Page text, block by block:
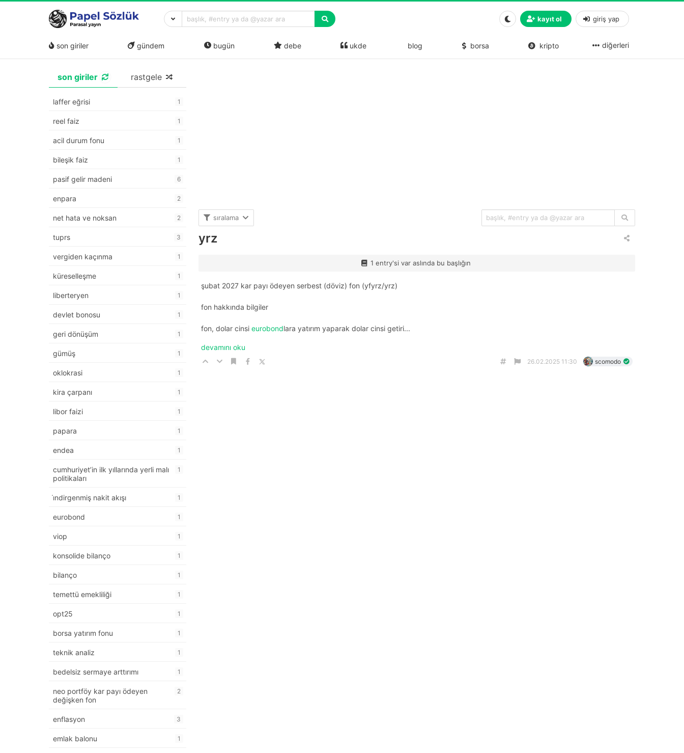
kayıt ol giriş yap
son giriler gündem bugün debe ukde blog borsa kripto diğerleri
son giriler rastgele
laffer eğrisi 1
reel faiz 1
acil durum fonu 1
bileşik faiz 1
pasif gelir madeni 6
enpara 2
net hata ve noksan 2
tuprs 3
vergiden kaçınma 1
küreselleşme 1
liberteryen 1
devlet bonosu 1
geri dönüşüm 1
gümüş 1
oklokrasi 1
kira çarpanı 1
libor faizi 1
papara 1
endea 1
cumhuriyet’in ilk yıllarında yerli malı
politikaları
1
i̇ndirgenmiş nakit akışı 1
eurobond 1
viop 1
konsolide bilanço 1
bilanço 1
temettü emekliliği 1
opt25 1
borsa yatırım fonu 1
teknik analiz 1
bedelsiz sermaye arttırımı 1
neo portföy kar payı ödeyen
değişken fon
2
enflasyon 3
emlak balonu 1
sıralama
yrz
1 entry'si var aslında bu başlığın
şubat 2027 kar payı ödeyen serbest (döviz) fon (yfyrz/yrz)
fon hakkında bilgiler
fon, dolar cinsi eurobondlara yatırım yaparak dolar cinsi getiri...
devamını oku
26.02.2025 11:30 scomodo